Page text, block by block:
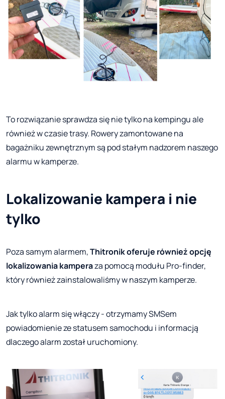
To rozwiązanie sprawdza się nie tylko na kempingu ale
również w czasie trasy. Rowery zamontowane na
bagażniku zewnętrznym są pod stałym nadzorem naszego
alarmu w kamperze.
Lokalizowanie kampera i nie
tylko
Poza samym alarmem,Thitronik oferuje również opcję
lokalizowania kamperaza pomocą modułu Pro-finder,
który również zainstalowaliśmy w naszym kamperze.
Jak tylko alarm się włączy - otrzymamy SMSem
powiadomienie ze statusem samochodu i informacją
dlaczego alarm został uruchomiony.